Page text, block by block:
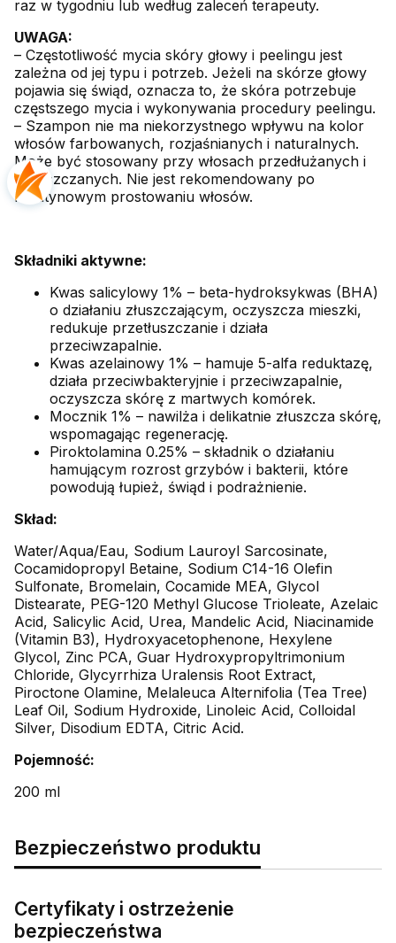
raz w tygodniu lub według zaleceń terapeuty.
UWAGA:
– Częstotliwość mycia skóry głowy i peelingu jest
zależna od jej typu i potrzeb. Jeżeli na skórze głowy
pojawia się świąd, oznacza to, że skóra potrzebuje
częstszego mycia i wykonywania procedury peelingu.
– Szampon nie ma niekorzystnego wpływu na kolor
włosów farbowanych, rozjaśnianych i naturalnych.
Może być stosowany przy włosach przedłużanych i
zagęszczanych. Nie jest rekomendowany po
keratynowym prostowaniu włosów.
Składniki aktywne:
Kwas salicylowy 1% – beta-hydroksykwas (BHA)
o działaniu złuszczającym, oczyszcza mieszki,
redukuje przetłuszczanie i działa
przeciwzapalnie.
Kwas azelainowy 1% – hamuje 5-alfa reduktazę,
działa przeciwbakteryjnie i przeciwzapalnie,
oczyszcza skórę z martwych komórek.
Mocznik 1% – nawilża i delikatnie złuszcza skórę,
wspomagając regenerację.
Piroktolamina 0.25% – składnik o działaniu
hamującym rozrost grzybów i bakterii, które
powodują łupież, świąd i podrażnienie.
Skład:
Water/Aqua/Eau, Sodium Lauroyl Sarcosinate,
Cocamidopropyl Betaine, Sodium C14-16 Olefin
Sulfonate, Bromelain, Cocamide MEA, Glycol
Distearate, PEG-120 Methyl Glucose Trioleate, Azelaic
Acid, Salicylic Acid, Urea, Mandelic Acid, Niacinamide
(Vitamin B3), Hydroxyacetophenone, Hexylene
Glycol, Zinc PCA, Guar Hydroxypropyltrimonium
Chloride, Glycyrrhiza Uralensis Root Extract,
Piroctone Olamine, Melaleuca Alternifolia (Tea Tree)
Leaf Oil, Sodium Hydroxide, Linoleic Acid, Colloidal
Silver, Disodium EDTA, Citric Acid.
Pojemność:
200 ml
Bezpieczeństwo produktu
Certyfikaty i ostrzeżenie
bezpieczeństwa